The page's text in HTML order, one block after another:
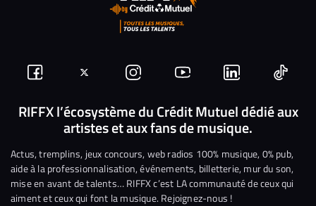
Suivez-
nous
Facebook
Suivez-
nous
sur
Twitter
Nous
rejoindre
sur
Instagram
Nous
rejoindre
sur
YouTube
Nous
rejoindre
sur
Linkedin
Nous
RIFFX l’écosystème du Crédit Mutuel dédié aux
artistes et aux fans de musique.
Actus, tremplins, jeux concours, web radios 100% musique, 0% pub,
aide à la professionnalisation, événements, billetterie, mur du son,
mise en avant de talents… RIFFX c’est LA communauté de ceux qui
aiment et ceux qui font la musique. Rejoignez-nous !